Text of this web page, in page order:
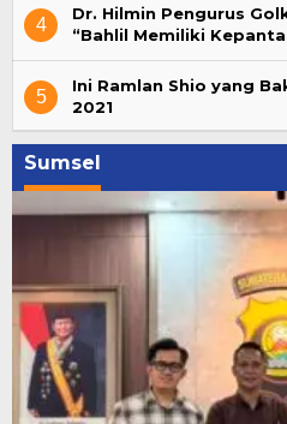
4
Dr. Hilmin Pengurus
“Bahlil Memiliki
5
Ini Ramlan Shio yang
2021
Sumsel